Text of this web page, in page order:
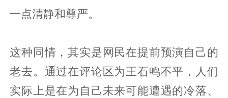
一点清静和尊严。
这种同情，其实是网民在提前预演自己的
老去。通过在评论区为王石鸣不平，人们
实际上是在为自己未来可能遭遇的冷落、